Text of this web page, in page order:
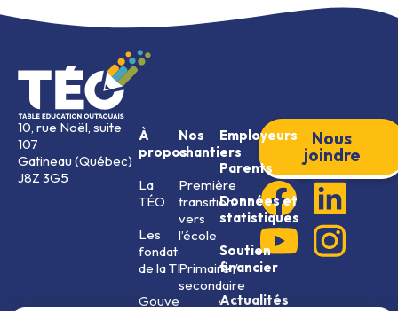
10, rue Noël, suite
107
Gatineau (Québec)
J8Z 3G5
À
propos
La
TÉO
Les
fondateurs
de la TÉO
Gouvernance
Nos
chantiers
Première
transition
vers
l’école
Primaire /
secondaire
Employeurs
Parents
Données et
statistiques
Soutien
financier
Actualités
Nous
joindre